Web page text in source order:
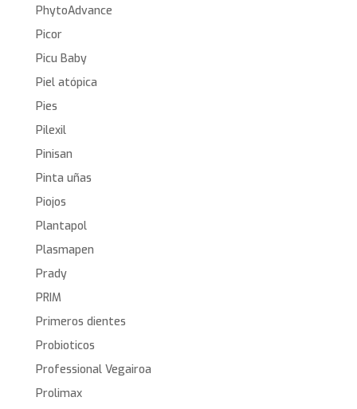
PhytoAdvance
Picor
Picu Baby
Piel atópica
Pies
Pilexil
Pinisan
Pinta uñas
Piojos
Plantapol
Plasmapen
Prady
PRIM
Primeros dientes
Probioticos
Professional Vegairoa
Prolimax